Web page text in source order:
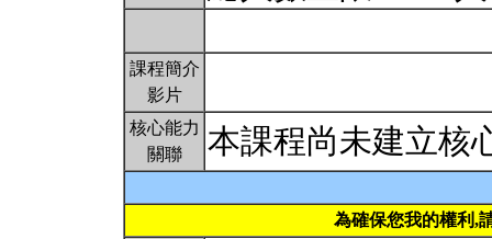
課程簡介
影片
核心能力
關聯
本課程尚未建立核
為確保您我的權利,